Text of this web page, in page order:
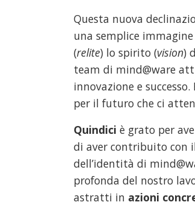
Questa nuova
una semplice
(relite) lo spirito (vision)
team di mind@ware
innovazione e
per il futuro che ci
Quindici è grato per
di aver contribuito con
dell’identità di
profonda del nostro
astratti in azioni